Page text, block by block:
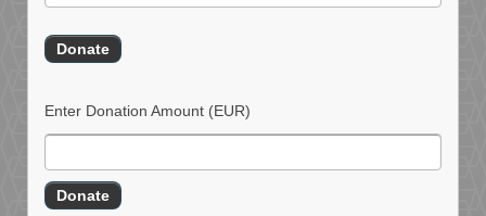
Enter Donation Amount (EUR)